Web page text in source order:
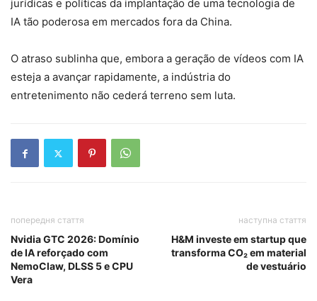
jurídicas e políticas da implantação de uma tecnologia de
IA tão poderosa em mercados fora da China.
O atraso sublinha que, embora a geração de vídeos com IA
esteja a avançar rapidamente, a indústria do
entretenimento não cederá terreno sem luta.
попередня стаття
Nvidia GTC 2026: Domínio
de IA reforçado com
NemoClaw, DLSS 5 e CPU
Vera
наступна стаття
H&M investe em startup que
transforma CO₂ em material
de vestuário